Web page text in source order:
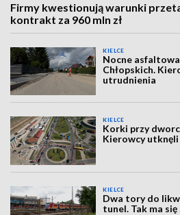
Firmy kwestionują warunki
kontrakt za 960 mln zł
KIELCE
Nocne
Chłopskich.
utrudnienia
KIELCE
Korki przy
Kierowcy
KIELCE
Dwa tory do
tunel. Tak ma